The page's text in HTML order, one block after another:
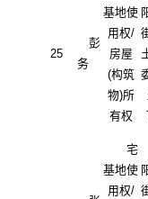
25
彭
务
基地使
用权/
房屋
(构筑
物)所
有权
宅
基地使
用权/